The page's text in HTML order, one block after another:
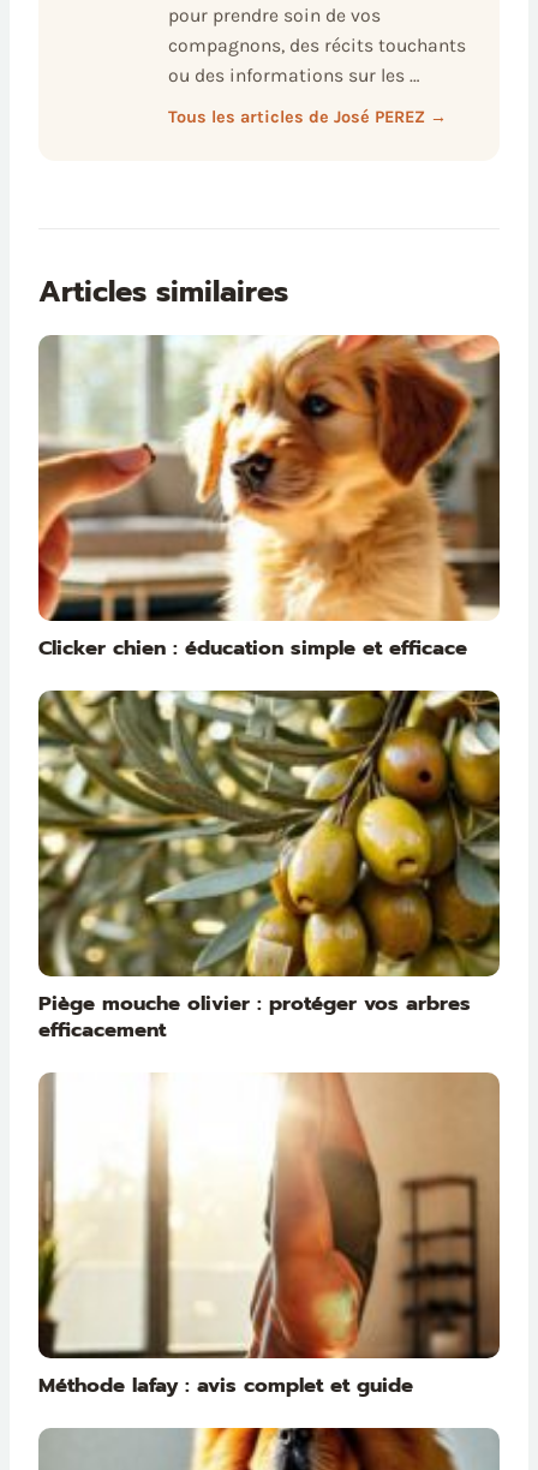
pour prendre soin de vos
compagnons, des récits touchants
ou des informations sur les …
Tous les articles de José PEREZ →
Articles similaires
Clicker chien : éducation simple et efficace
Piège mouche olivier : protéger vos arbres
efficacement
Méthode lafay : avis complet et guide